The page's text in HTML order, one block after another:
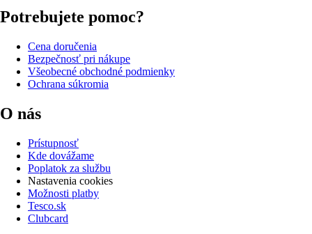
Potrebujete pomoc?
Cena doručenia
Bezpečnosť pri nákupe
Všeobecné obchodné podmienky
Ochrana súkromia
O nás
Prístupnosť
Kde dovážame
Poplatok za službu
Nastavenia cookies
Možnosti platby
Tesco.sk
Clubcard